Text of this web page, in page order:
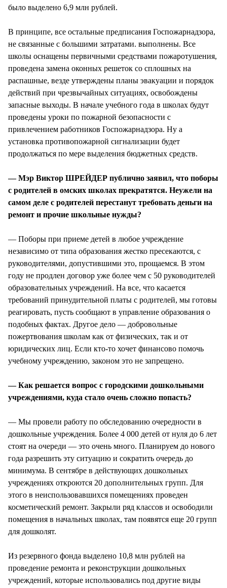
было выделено 6,9 млн рублей.
В принципе, все остальные предписания Госпожарнадзора,
не связанные с большими затратами. выполнены. Все
школы оснащены первичными средствами пожаротушения,
проведена замена оконных решеток со сплошных на
распашные, везде утверждены планы эвакуации и порядок
действий при чрезвычайных ситуациях, освобождены
запасные выходы. В начале учебного года в школах будут
проведены уроки по пожарной безопасности с
привлечением работников Госпожарнадзора. Ну а
установка противопожарной сигнализации будет
продолжаться по мере выделения бюджетных средств.
— Мэр Виктор ШРЕЙДЕР публично заявил, что поборы
с родителей в омских школах прекратятся. Неужели на
самом деле с родителей перестанут требовать деньги на
ремонт и прочие школьные нужды?
— Поборы при приеме детей в любое учреждение
независимо от типа образования жестко пресекаются, с
руководителями, допустившими это, прощаемся. В этом
году не продлен договор уже более чем с 50 руководителей
образовательных учреждений. На все, что касается
требований принудительной платы с родителей, мы готовы
реагировать, пусть сообщают в управление образования о
подобных фактах. Другое дело — добровольные
пожертвования школам как от физических, так и от
юридических лиц. Если кто-то хочет финансово помочь
учебному учреждению, законом это не запрещено.
— Как решается вопрос с городскими дошкольными
учреждениями, куда стало очень сложно попасть?
— Мы провели работу по обследованию очередности в
дошкольные учреждения. Более 4 000 детей от нуля до 6 лет
стоят на очереди — это очень много. Планируем до нового
года разрешить эту ситуацию и сократить очередь до
минимума. В сентябре в действующих дошкольных
учреждениях откроются 20 дополнительных групп. Для
этого в неиспользовавшихся помещениях проведен
косметический ремонт. Закрыли ряд классов и освободили
помещения в начальных школах, там появятся еще 20 групп
для дошколят.
Из резервного фонда выделено 10,8 млн рублей на
проведение ремонта и реконструкции дошкольных
учреждений, которые использовались под другие виды